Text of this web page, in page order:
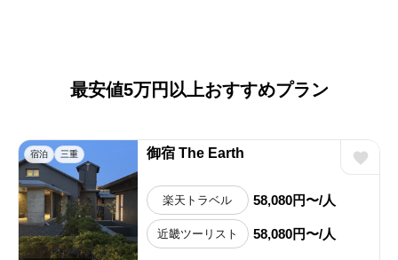
最安値5万円以上おすすめプラン
宿泊 三重 御宿 The Earth
楽天トラベル 58,080円〜/人
近畿ツーリスト 58,080円〜/人